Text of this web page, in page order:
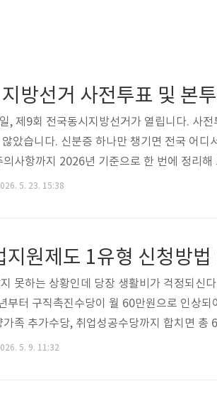
, 제9회 전국동시지방선거가 열립니다. 사
았습니다. 신분증 하나만 챙기면 전국 어디
의사항까지 2026년 기준으로 한 번에 정리
일(금) ~ 30일(토) 오전 6시 ~ 오후 6시✔
5. 23. 15:38
못하는 상황인데 당장 생활비가 걱정되신
부터 구직촉진수당이 월 60만원으로 인상
가족 추가수당, 취업성공수당까지 합치면 총
차, 제출 서류까지 한 번에 정리해 드립니다
5. 9. 11:32